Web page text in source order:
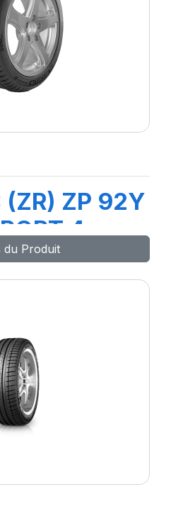
ZP 92Y
4
du Produit